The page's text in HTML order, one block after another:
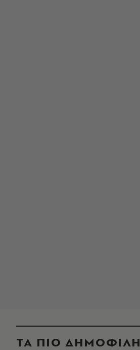
ΤΑ ΠΙΟ ΔΗΜΟΦΙΛΗ